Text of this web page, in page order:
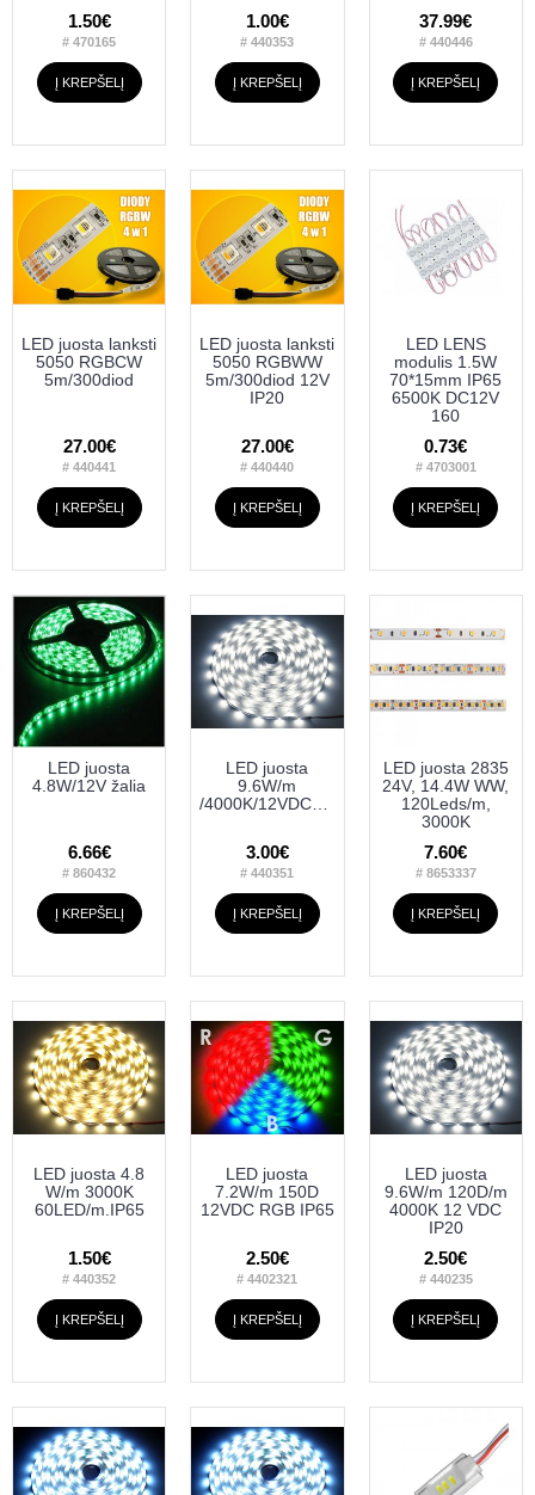
1.50€
# 470165
Į KREPŠELĮ
1.00€
# 440353
Į KREPŠELĮ
37.99€
# 440446
Į KREPŠELĮ
LED juosta lanksti
5050 RGBCW
5m/300diod
27.00€
# 440441
Į KREPŠELĮ
LED juosta lanksti
5050 RGBWW
5m/300diod 12V
IP20
27.00€
# 440440
Į KREPŠELĮ
LED LENS
modulis 1.5W
70*15mm IP65
6500K DC12V
160
0.73€
# 4703001
Į KREPŠELĮ
LED juosta
4.8W/12V žalia
6.66€
# 860432
Į KREPŠELĮ
LED juosta
9.6W/m
3.00€
# 440351
Į KREPŠELĮ
LED juosta 2835
24V, 14.4W WW,
120Leds/m,
3000K
7.60€
# 8653337
Į KREPŠELĮ
LED juosta 4.8
W/m 3000K
60LED/m.IP65
1.50€
# 440352
Į KREPŠELĮ
LED juosta
7.2W/m 150D
12VDC RGB IP65
2.50€
# 4402321
Į KREPŠELĮ
LED juosta
9.6W/m 120D/m
4000K 12 VDC
IP20
2.50€
# 440235
Į KREPŠELĮ